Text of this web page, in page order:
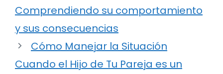
Comprendiendo su comportamiento
y sus consecuencias
Cómo Manejar la Situación
Cuando el Hijo de Tu Pareja es un